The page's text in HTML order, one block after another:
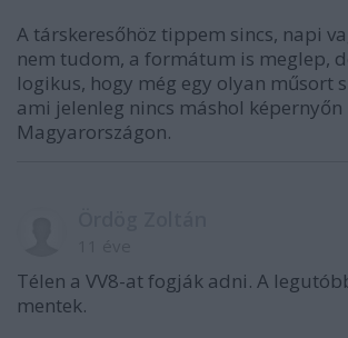
A társkeresőhöz tippem sincs, napi
nem tudom, a formátum is meglep,
logikus, hogy még egy olyan műsort
ami jelenleg nincs máshol képernyőn
Magyarországon.
Télen a VV8-at fogják adni. A
mentek.